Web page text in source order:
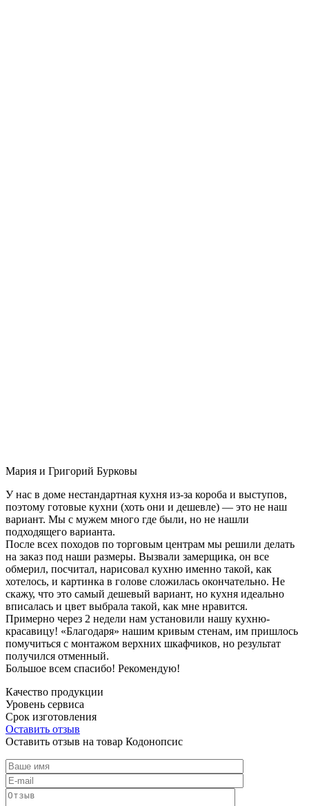
Мария и Григорий Бурковы
У нас в доме нестандартная кухня из-за короба и выступов,
поэтому готовые кухни (хоть они и дешевле) — это не наш
вариант. Мы с мужем много где были, но не нашли
подходящего варианта.
После всех походов по торговым центрам мы решили делать
на заказ под наши размеры. Вызвали замерщика, он все
обмерил, посчитал, нарисовал кухню именно такой, как
хотелось, и картинка в голове сложилась окончательно. Не
скажу, что это самый дешевый вариант, но кухня идеально
вписалась и цвет выбрала такой, как мне нравится.
Примерно через 2 недели нам установили нашу кухню-
красавицу! «Благодаря» нашим кривым стенам, им пришлось
помучиться с монтажом верхних шкафчиков, но результат
получился отменный.
Большое всем спасибо! Рекомендую!
Качество продукции
Уровень сервиса
Срок изготовления
Оставить отзыв
Оставить отзыв на товар Кодонопсис